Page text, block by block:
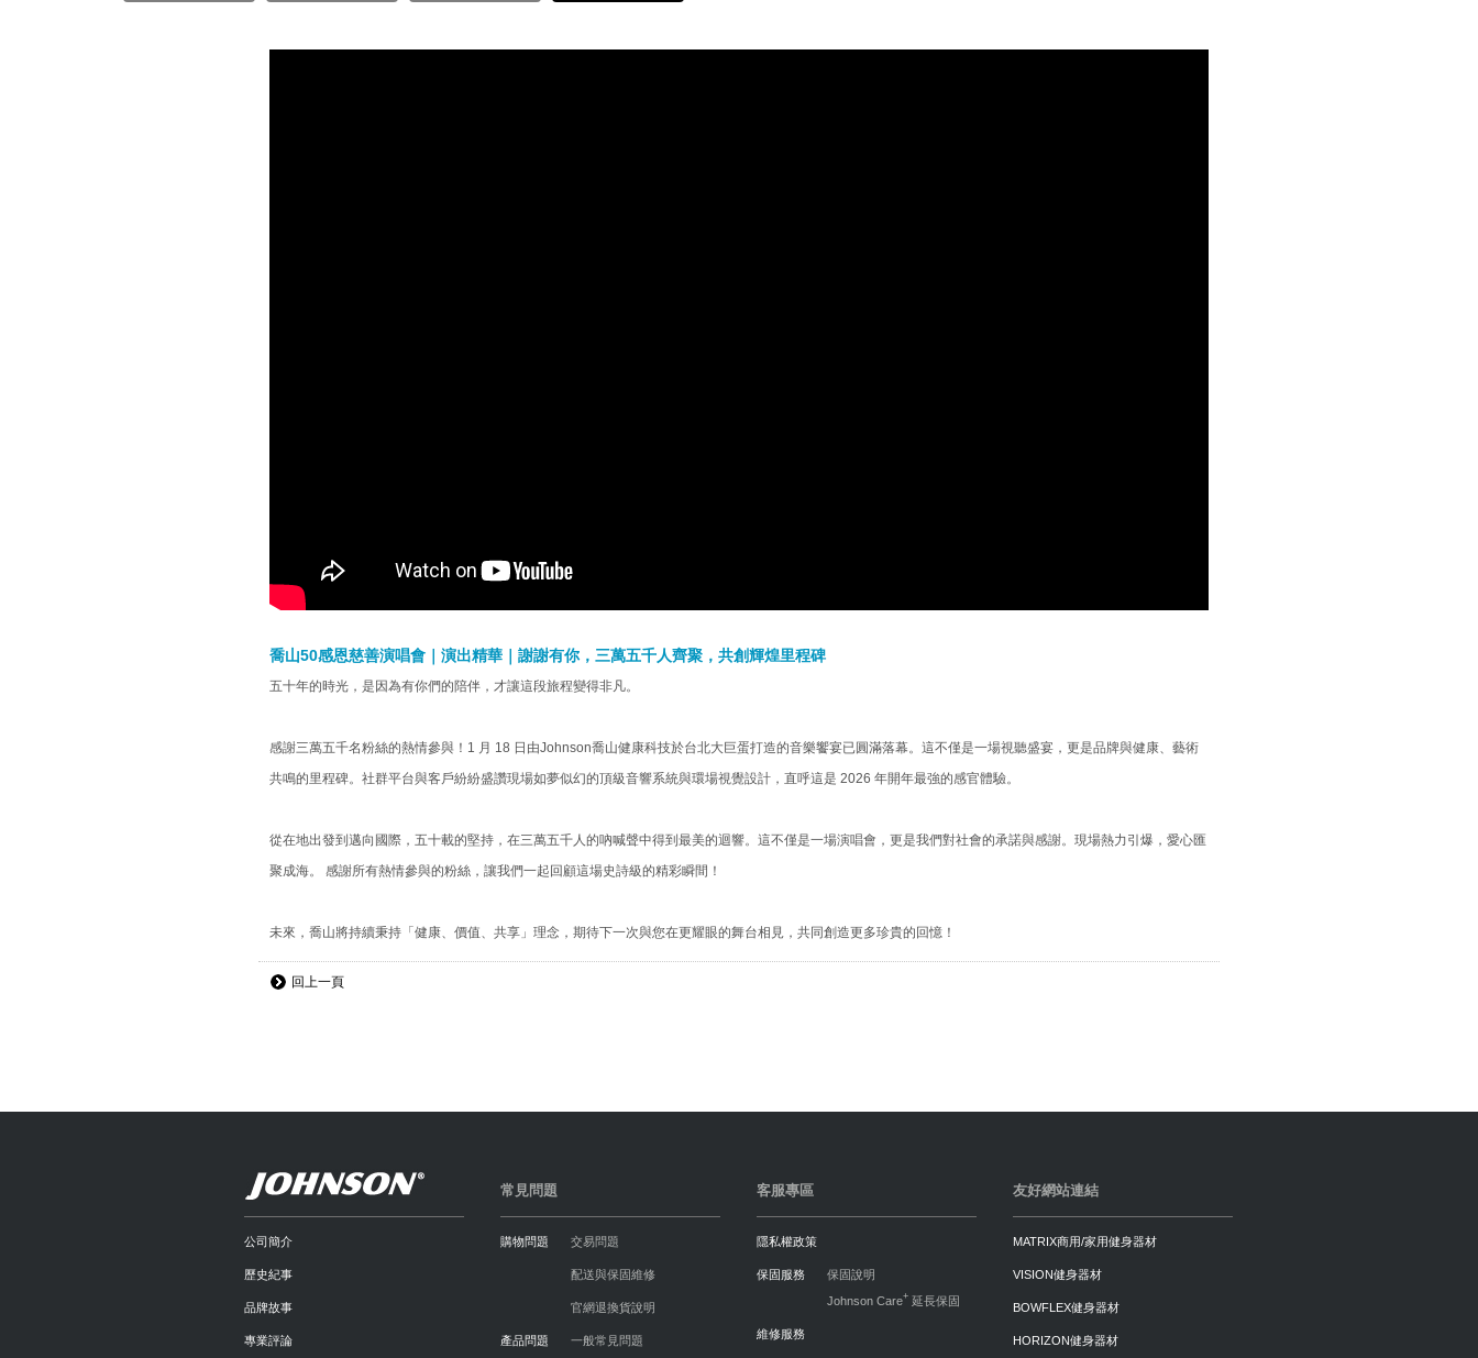
喬山50感恩慈善演唱會｜演出精華｜謝謝有你，三萬五千人齊聚，共創輝煌里程碑
五十年的時光，是因為有你們的陪伴，才讓這段旅程變得非凡。
感謝三萬五千名粉絲的熱情參與！1 月 18 日由Johnson喬山健康科技於台北大巨蛋打造的音樂饗宴已圓滿落幕。這不僅是一場視聽盛宴，更是品牌與健康、藝術
共鳴的里程碑。社群平台與客戶紛紛盛讚現場如夢似幻的頂級音響系統與環場視覺設計，直呼這是 2026 年開年最強的感官體驗。
從在地出發到邁向國際，五十載的堅持，在三萬五千人的吶喊聲中得到最美的迴響。這不僅是一場演唱會，更是我們對社會的承諾與感謝。現場熱力引爆，愛心匯
聚成海。 感謝所有熱情參與的粉絲，讓我們一起回顧這場史詩級的精彩瞬間！
未來，喬山將持續秉持「健康、價值、共享」理念，期待下一次與您在更耀眼的舞台相見，共同創造更多珍貴的回憶！
回上一頁
公司簡介
歷史紀事
品牌故事
專業評論
常見問題
購物問題 交易問題
配送與保固維修
官網退換貨說明
產品問題 一般常見問題
客服專區
隱私權政策
保固服務
保固說明
Johnson Care+ 延長保固
維修服務
友好網站連結
MATRIX商用/家用健身器材
VISION健身器材
BOWFLEX健身器材
HORIZON健身器材